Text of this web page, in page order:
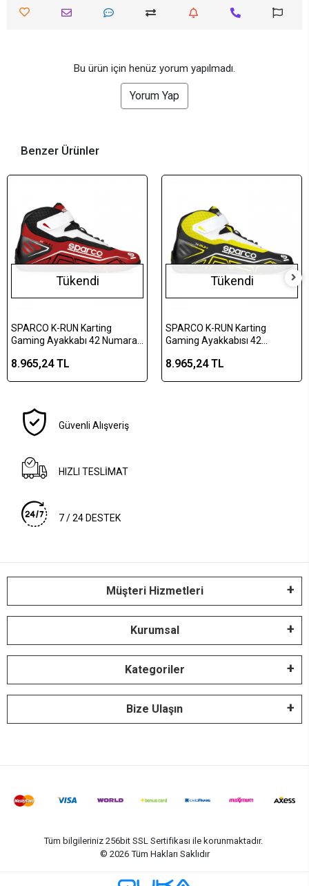
Bu ürün için henüz yorum yapılmadı.
Yorum Yap
Benzer Ürünler
Tükendi
SPARCO K-RUN Karting
Gaming Ayakkabı 42 Numara
8.965,24 TL
Tükendi
SPARCO K-RUN Karting
Gaming Ayakkabısı 42
8.965,24 TL
Güvenli Alışveriş
HIZLI TESLİMAT
7 / 24 DESTEK
Müşteri Hizmetleri
Kurumsal
Kategoriler
Bize Ulaşın
Tüm bilgileriniz 256bit SSL Sertifikası ile korunmaktadır.
© 2026 Tüm Hakları Saklıdır